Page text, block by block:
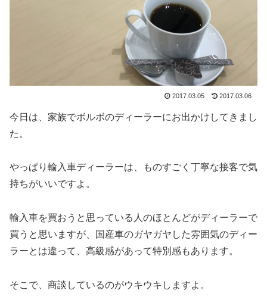
2017.03.05 2017.03.06
今日は、家族でボルボのディーラーにお出かけしてきまし
た。
やっぱり輸入車ディーラーは、ものすごく丁寧な接客で気
持ちがいいですよ。
輸入車を買おうと思っている人のほとんどがディーラーで
買うと思いますが、国産車のガヤガヤした雰囲気のディー
ラーとは違って、高級感があって特別感もあります。
そこで、商談しているのがウキウキしますよ。